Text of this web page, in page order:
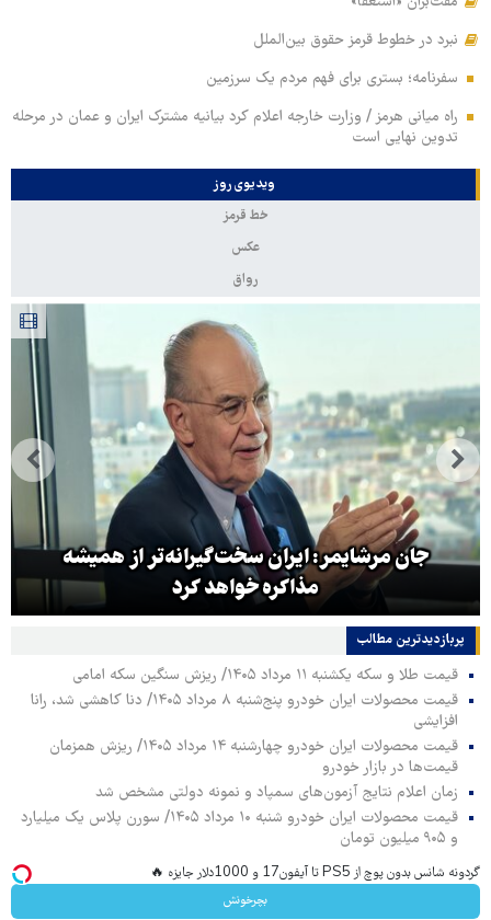
نبرد در خطوط قرمز حقوق بین‌الملل
سفرنامه؛ بستری برای فهم مردم یک سرزمین
راه میانی هرمز / وزارت خارجه اعلام کرد بیانیه مشترک ایران و عمان در مرحله
تدوین نهایی است
ویدیوی روز
خط قرمز
عکس
رواق
جان مرشایمر: ایران سخت‌گیرانه‌تر از همیشه
مذاکره خواهد کرد
پربازدیدترین‌ مطالب
قیمت طلا و سکه یکشنبه ۱۱ مرداد ۱۴۰۵/ ریزش سنگین سکه امامی
قیمت محصولات ایران خودرو پنج‌شنبه ۸ مرداد ۱۴۰۵/ دنا کاهشی شد، رانا
افزایشی
قیمت محصولات ایران خودرو چهارشنبه ۱۴ مرداد ۱۴۰۵/ ریزش همزمان
قیمت‌ها در بازار خودرو
زمان اعلام نتایج آزمون‌های سمپاد و نمونه دولتی مشخص شد
قیمت محصولات ایران خودرو شنبه ۱۰ مرداد ۱۴۰۵/ سورن پلاس یک میلیارد
و ۹۰۵ میلیون تومان
گردونه شانس بدون پوچ از PS5 تا آیفون17 و 1000دلار جایزه 🔥
بچرخونش